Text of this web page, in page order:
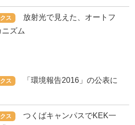
ス
放射光で見えた、オートフ
ズム
ス
「環境報告2016」の公表に
ス
つくばキャンパスでKEK一